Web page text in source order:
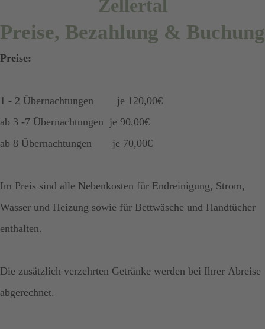
Zellertal
Preise, Bezahlung & Buchung
Preise:
1 - 2 Übernachtungen je 120,00€
ab 3 -7 Übernachtungen je 90,00€
ab 8 Übernachtungen je 70,00€
Im Preis sind alle Nebenkosten für Endreinigung, Strom,
Wasser und Heizung sowie für Bettwäsche und Handtücher
enthalten.
Die zusätzlich verzehrten Getränke werden bei Ihrer Abreise
abgerechnet.